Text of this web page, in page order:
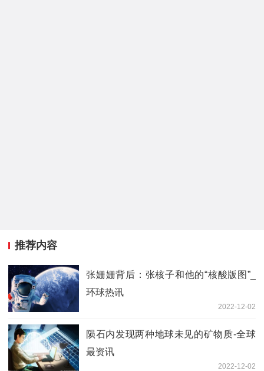
推荐内容
张姗姗背后：张核子和他的“核酸版图”_
环球热讯
2022-12-02
陨石内发现两种地球未见的矿物质-全球
最资讯
2022-12-02